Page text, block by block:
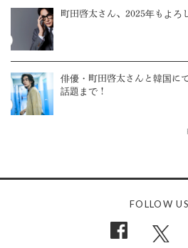
町田啓太さん、2025年もよろ
俳優・町田啓太さんと韓国に
話題まで！
FOLLOW US